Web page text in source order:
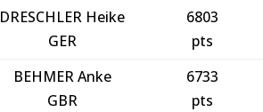
DRESCHLER Heike
GER
6803
pts
BEHMER Anke
GBR
6733
pts